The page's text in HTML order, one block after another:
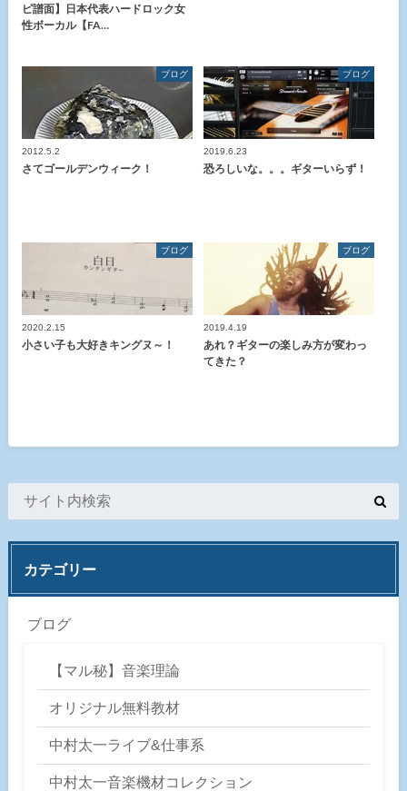
ピ譜面】日本代表ハードロック女
性ボーカル【FA…
ブログ
2012.5.2
さてゴールデンウィーク！
ブログ
2019.6.23
恐ろしいな。。。ギターいらず！
ブログ
2020.2.15
小さい子も大好きキングヌ～！
ブログ
2019.4.19
あれ？ギターの楽しみ方が変わっ
てきた？
カテゴリー
ブログ
【マル秘】音楽理論
オリジナル無料教材
中村太一ライブ&仕事系
中村太一音楽機材コレクション